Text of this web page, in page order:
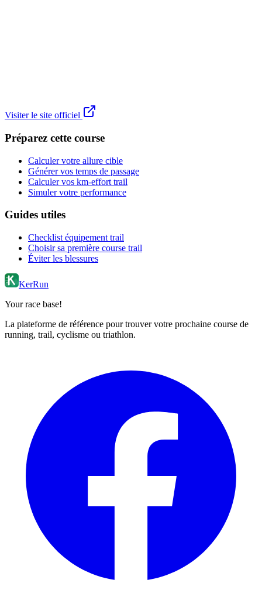
Visiter le site officiel
Préparez cette course
Calculer votre allure cible
Générer vos temps de passage
Calculer vos km-effort trail
Simuler votre performance
Guides utiles
Checklist équipement trail
Choisir sa première course trail
Éviter les blessures
KerRun
Your race base!
La plateforme de référence pour trouver votre prochaine course de
running, trail, cyclisme ou triathlon.